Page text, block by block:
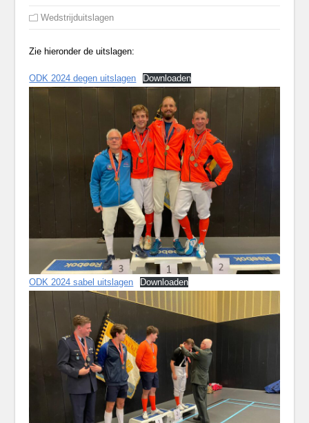
Wedstrijduitslagen
Zie hieronder de uitslagen:
ODK 2024 degen uitslagen Downloaden
ODK 2024 sabel uitslagen Downloaden